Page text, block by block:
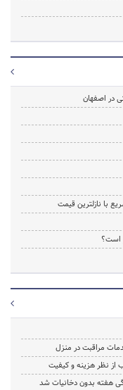
در اصفهان
با نازلترین قیمت
است؟
مراقبت در منزل
از نظر هزینه و کیفیت
هفته بدون دخانیات شد